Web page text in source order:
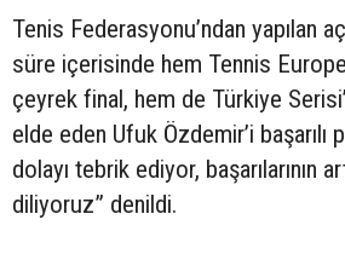
Tenis Federasyonu’ndan yapılan
süre içerisinde hem Tennis
çeyrek final, hem de Türkiye
elde eden Ufuk Özdemir’i başarılı
dolayı tebrik ediyor, başarılarının
diliyoruz” denildi.